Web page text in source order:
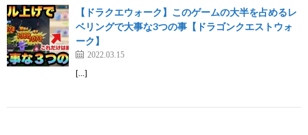
【ドラクエウォーク】このゲームの大半を占めるレ
ベリングで大事な3つの事【ドラゴンクエストウォ
ーク】
2022.03.15
[…]